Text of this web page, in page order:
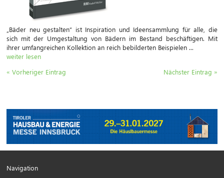
„Bäder neu gestalten“ ist Inspiration und Ideensammlung für alle, die
sich mit der Umgestaltung von Bädern im Bestand beschäftigen. Mit
ihrer umfangreichen Kollektion an reich bebilderten Beispielen ...
weiter lesen
« Vorheriger Eintrag
Nächster Eintrag »
Navigation